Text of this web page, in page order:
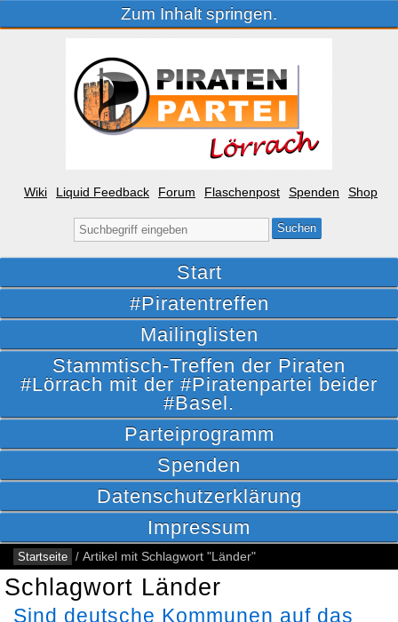
Zum Inhalt springen.
Wiki Liquid Feedback Forum Flaschenpost Spenden Shop
Suche
nach:
Start
#Piratentreffen
Mailinglisten
Stammtisch-Treffen der Piraten
#Lörrach mit der #Piratenpartei beider
#Basel.
Parteiprogramm
Spenden
Datenschutzerklärung
Impressum
Startseite / Artikel mit Schlagwort "Länder"
Schlagwort Länder
Sind deutsche Kommunen auf das